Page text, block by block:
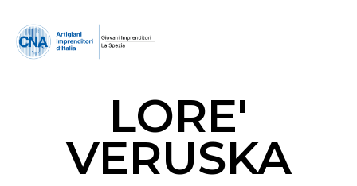
LORE'
VERUSKA